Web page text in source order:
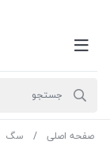
صفحه اصلی سگ